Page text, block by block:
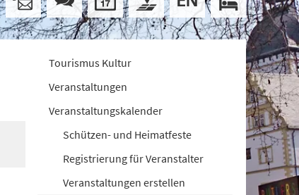
Tourismus Kultur
Veranstaltungen
Veranstaltungskalender
Schützen- und Heimatfeste
Registrierung für Veranstalter
Veranstaltungen erstellen